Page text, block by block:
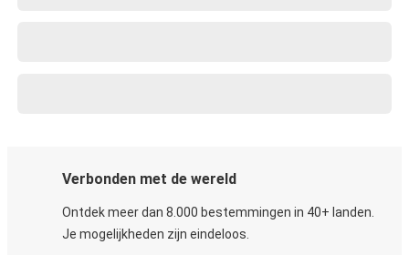
Verbonden met de wereld
Ontdek meer dan 8.000 bestemmingen in 40+ landen.
Je mogelijkheden zijn eindeloos.